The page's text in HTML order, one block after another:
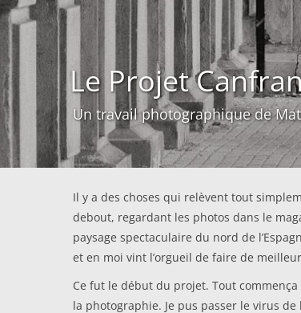
Le Projet
Un travail photographique de
Il y a des choses qui relèvent tout
debout, regardant les photos dans le
paysage spectaculaire du nord de
et en moi vint l’orgueil de faire de
Ce fut le début du projet. Tout
la photographie. Je pus passer le virus